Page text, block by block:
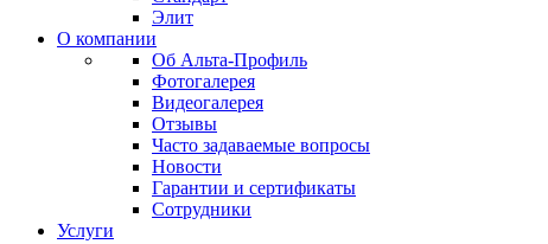
Элит
О компании
Об Альта-Профиль
Фотогалерея
Видеогалерея
Отзывы
Часто задаваемые вопросы
Новости
Гарантии и сертификаты
Сотрудники
Услуги